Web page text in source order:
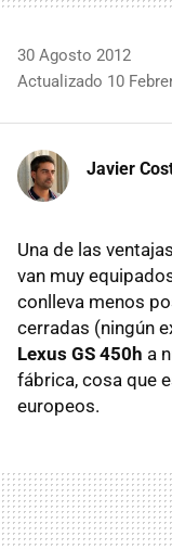
30 Agosto 2012
Actualizado 10
Javier
Una de las
van muy
conlleva menos
cerradas (ningún
Lexus GS 450h a
fábrica, cosa que
europeos.